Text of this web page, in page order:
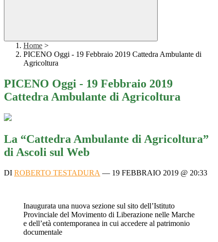
Home >
PICENO Oggi - 19 Febbraio 2019 Cattedra Ambulante di
Agricoltura
PICENO Oggi - 19 Febbraio 2019
Cattedra Ambulante di Agricoltura
La “Cattedra Ambulante di Agricoltura”
di Ascoli sul Web
DI ROBERTO TESTADURA — 19 FEBBRAIO 2019 @ 20:33
Inaugurata una nuova sezione sul sito dell’Istituto
Provinciale del Movimento di Liberazione nelle Marche
e dell’età contemporanea in cui accedere al patrimonio
documentale